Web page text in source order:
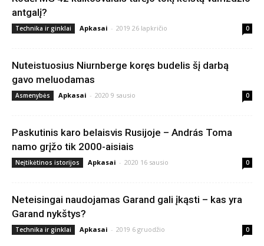
antgalį?
Technika ir ginklai Apkasai - 2019 26 lapkričio 0
Nuteistuosius Niurnberge koręs budelis šį darbą
gavo meluodamas
Asmenybės Apkasai - 2020 9 sausio 0
Paskutinis karo belaisvis Rusijoje – András Toma
namo grįžo tik 2000-aisiais
Neįtikėtinos istorijos Apkasai - 2020 16 sausio 0
Neteisingai naudojamas Garand gali įkąsti – kas yra
Garand nykštys?
Technika ir ginklai Apkasai - 2019 6 gruodžio 0